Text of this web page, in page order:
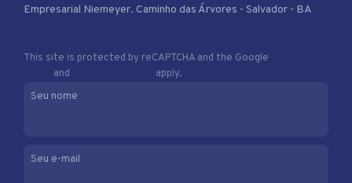
Empresarial Niemeyer. Caminho das Árvores - Salvador - BA
This site is protected by reCAPTCHA and the Google
and
apply.
Seu nome
Seu e-mail